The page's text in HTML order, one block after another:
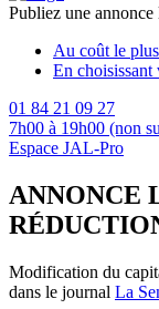
Publiez une annonce
Au coût le
En choisissant
01 84 21 09 27
7h00 à 19h00 (non
Espace JAL-Pro
ANNONCE
Modification du
dans le journal La